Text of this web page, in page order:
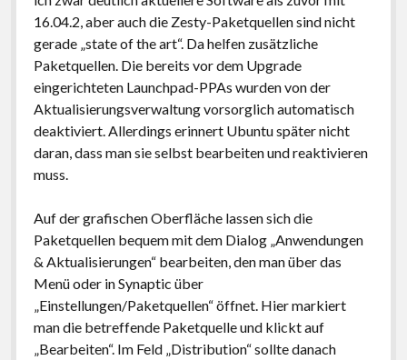
16.04.2, aber auch die Zesty-Paketquellen sind nicht
gerade „state of the art“. Da helfen zusätzliche
Paketquellen. Die bereits vor dem Upgrade
eingerichteten Launchpad-PPAs wurden von der
Aktualisierungsverwaltung vorsorglich automatisch
deaktiviert. Allerdings erinnert Ubuntu später nicht
daran, dass man sie selbst bearbeiten und reaktivieren
muss.
Auf der grafischen Oberfläche lassen sich die
Paketquellen bequem mit dem Dialog „Anwendungen
& Aktualisierungen“ bearbeiten, den man über das
Menü oder in Synaptic über
„Einstellungen/Paketquellen“ öffnet. Hier markiert
man die betreffende Paketquelle und klickt auf
„Bearbeiten“. Im Feld „Distribution“ sollte danach